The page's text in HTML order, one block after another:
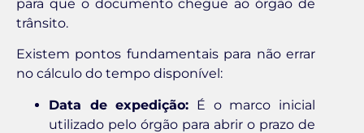
para que o documento chegue ao órgão de
trânsito.
Existem pontos fundamentais para não errar
no cálculo do tempo disponível:
Data de expedição: É o marco inicial
utilizado pelo órgão para abrir o prazo de